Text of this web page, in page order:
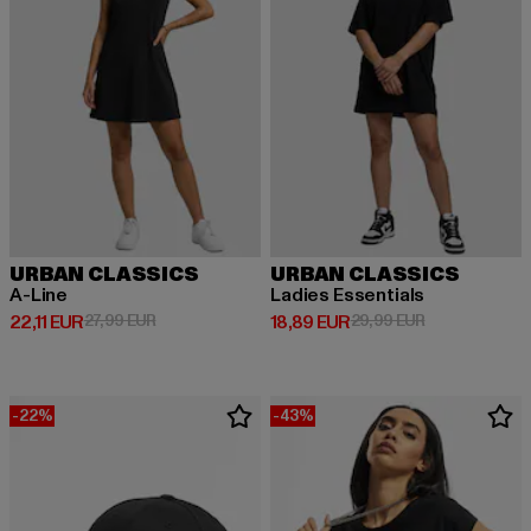
URBAN CLASSICS
A-Line
22,11 EUR
Derzeitiger Preis: 22,11 EUR
27,99 EURAktionspreis: 27,99 EUR
URBAN CLASSICS
Ladies Essentials
18,89 EUR
Derzeitiger Preis: 18,89 EUR
29,99 EURAktionspreis:
-22% -43%